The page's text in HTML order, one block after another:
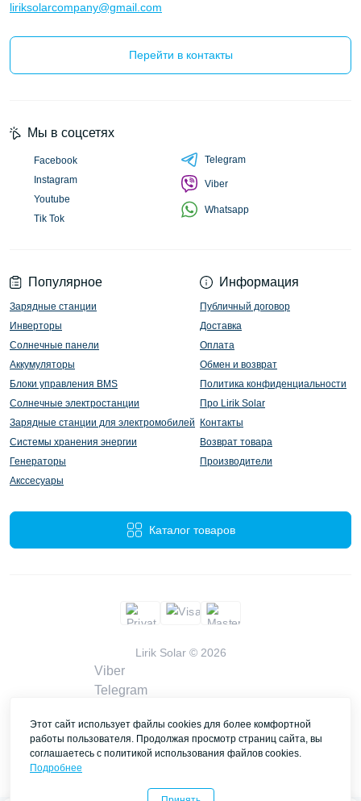
liriksolarcompany@gmail.com
Перейти в контакты
Популярное
Зарядные станции
Инверторы
Солнечные панели
Аккумуляторы
Блоки управления BMS
Солнечные электростанции
Зарядные станции для электромобилей
Системы хранения энергии
Генераторы
Акссесуары
Информация
Публичный договор
Доставка
Оплата
Обмен и возврат
Политика конфиденциальности
Про Lirik Solar
Контакты
Возврат товара
Производители
Каталог товаров
Мы в соцсетях
Facebook
Instagram
Youtube
Tik Tok
Telegram
Viber
Whatsapp
Lirik Solar © 2026
Viber
Telegram
liriksolarcompany@gmail.com
Заказать звонок
Этот сайт использует файлы cookies для более комфортной
работы пользователя. Продолжая просмотр страниц сайта, вы
соглашаетесь с политикой использования файлов cookies.
Подробнее